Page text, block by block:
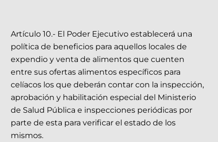
Artículo 10.- El Poder Ejecutivo establecerá una
política de beneficios para aquellos locales de
expendio y venta de alimentos que cuenten
entre sus ofertas alimentos específicos para
celíacos los que deberán contar con la inspección,
aprobación y habilitación especial del Ministerio
de Salud Pública e inspecciones periódicas por
parte de esta para verificar el estado de los
mismos.